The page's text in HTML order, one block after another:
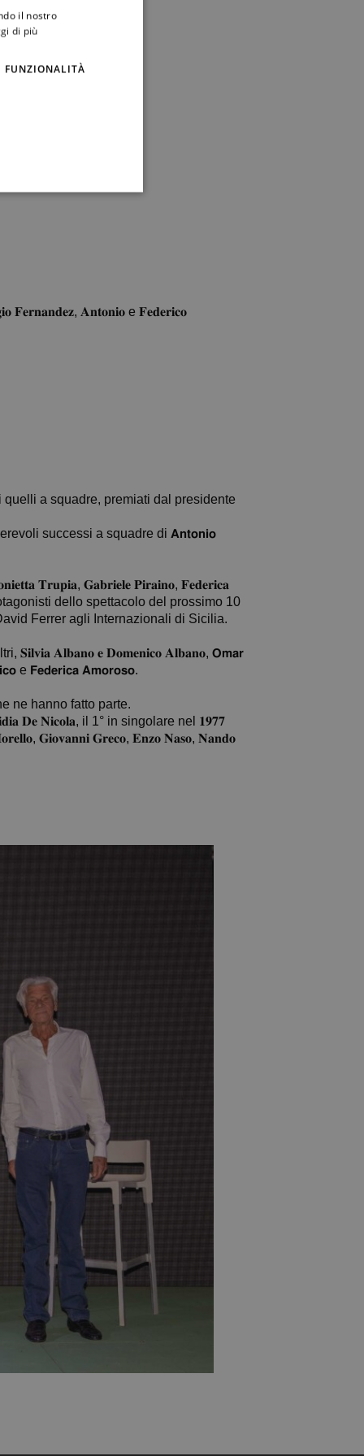
𝐅𝐞𝐫𝐧𝐚𝐧𝐝𝐞𝐳, 𝐀𝐧𝐭𝐨𝐧𝐢𝐨 e 𝐅𝐞𝐝𝐞𝐫𝐢𝐜𝐨
a squadre, premiati dal presidente
successi a squadre di 𝗔𝗻𝘁𝗼𝗻𝗶𝗼
𝐓𝐫𝐮𝐩𝐢𝐚, 𝐆𝐚𝐛𝐫𝐢𝐞𝐥𝐞 𝐏𝐢𝐫𝐚𝐢𝐧𝐨, 𝐅𝐞𝐝𝐞𝐫𝐢𝐜𝐚
dello spettacolo del prossimo 10
Ferrer agli Internazionali di Sicilia.
𝐀𝐥𝐛𝐚𝐧𝐨 𝐞 𝐃𝐨𝐦𝐞𝐧𝐢𝐜𝐨 𝐀𝐥𝐛𝐚𝐧𝐨, 𝗢𝗺𝗮𝗿
e 𝗙𝗲𝗱𝗲𝗿𝗶𝗰𝗮 𝗔𝗺𝗼𝗿𝗼𝘀𝗼.
ne hanno fatto parte.
𝐃𝐞 𝐍𝐢𝐜𝐨𝐥𝐚, il 1° in singolare nel 𝟏𝟗𝟕𝟕
𝐆𝐢𝐨𝐯𝐚𝐧𝐧𝐢 𝐆𝐫𝐞𝐜𝐨, 𝐄𝐧𝐳𝐨 𝐍𝐚𝐬𝐨, 𝐍𝐚𝐧𝐝𝐨
il nostro
di più
FUNZIONALITÀ